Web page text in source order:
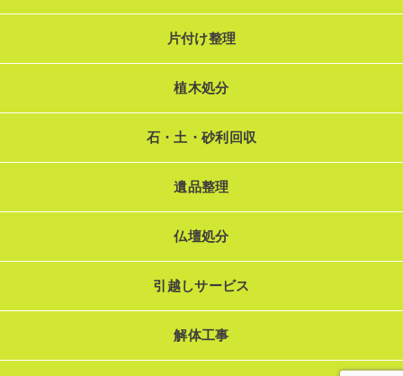
片付け整理
植木処分
石・土・砂利回収
遺品整理
仏壇処分
引越しサービス
解体工事